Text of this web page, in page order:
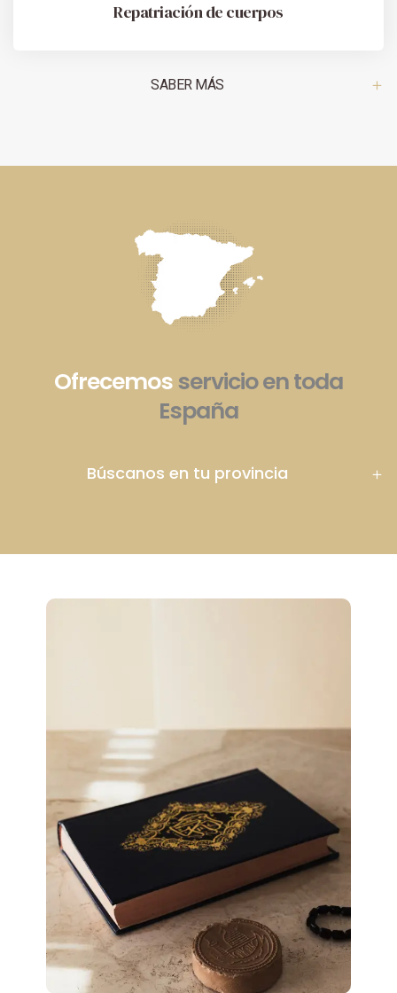
Repatriación de cuerpos
SABER MÁS
Ofrecemosservicio en toda
España
Búscanos en tu provincia